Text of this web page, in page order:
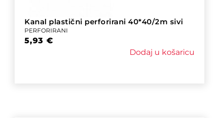
Kanal plastični perforirani 40*40/2m sivi
PERFORIRANI
5,93 €
Dodaj u košaricu